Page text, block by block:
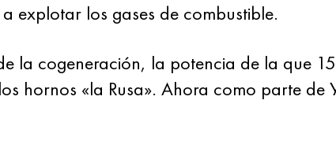
explotar los gases de combustible.
la cogeneración, la potencia de la que
hornos «la Rusa». Ahora como parte